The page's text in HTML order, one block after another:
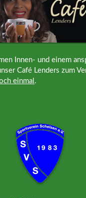
Innen- und einem
Café Lenders zum
einmal .